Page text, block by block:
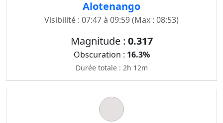
Alotenango
Visibilité : 07:47 à 09:59 (Max : 08:53)
Magnitude : 0.317
Obscuration : 16.3%
Durée totale : 2h 12m